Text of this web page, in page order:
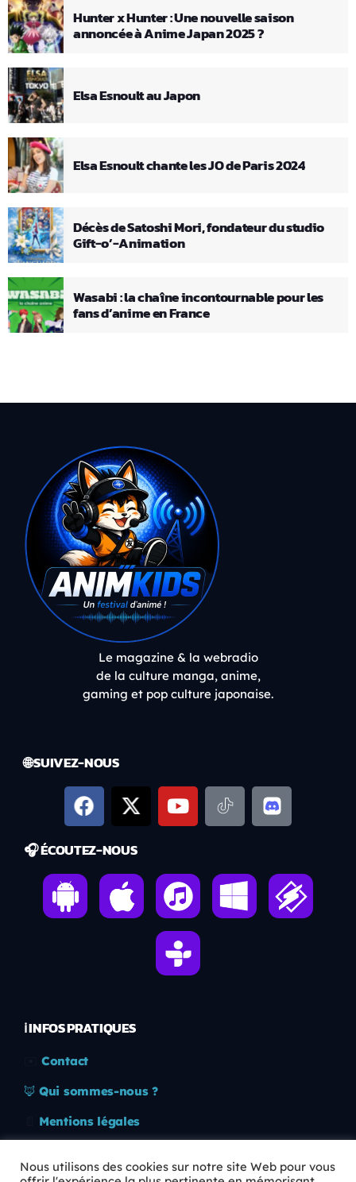
Hunter x Hunter : Une nouvelle saison
annoncée à Anime Japan 2025 ?
Elsa Esnoult au Japon
Elsa Esnoult chante les JO de Paris 2024
Décès de Satoshi Mori, fondateur du studio
Gift-o’-Animation
Wasabi : la chaîne incontournable pour les
fans d’anime en France
Le magazine & la webradio
de la culture manga, anime,
gaming et pop culture japonaise.
🌐 SUIVEZ-NOUS
🎧 ÉCOUTEZ-NOUS
ℹ️ INFOS PRATIQUES
Contact
🦊 Qui sommes-nous ?
Mentions légales
Nous utilisons des cookies sur notre site Web pour vous